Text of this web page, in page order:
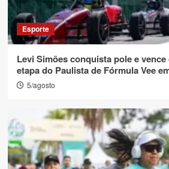
Esporte
Levi Simões conquista pole e
etapa do Paulista de Fórmula Vee
5/agosto